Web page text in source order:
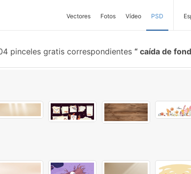
Vectores Fotos Vídeo PSD
pinceles gratis correspondientes caída de